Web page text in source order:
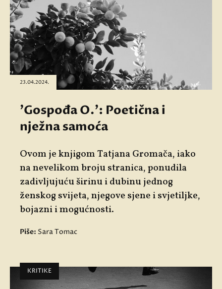
23.04.2024.
'Gospođa O.': Poetična i
nježna samoća
Ovom je knjigom Tatjana Gromača, iako
na nevelikom broju stranica, ponudila
zadivljujuću širinu i dubinu jednog
ženskog svijeta, njegove sjene i svjetiljke,
bojazni i mogućnosti.
Piše: Sara Tomac
KRITIKE